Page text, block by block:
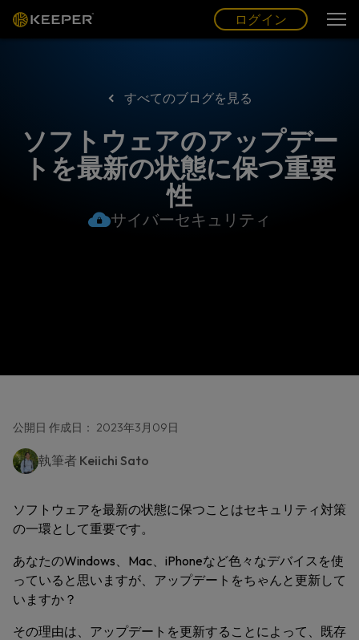
グ (JP)
ログイン
すべてのブログを見る
ソフトウェアのアップデー
トを最新の状態に保つ重要
性
サイバーセキュリティ
公開日 作成日： 2023年3月09日
執筆者 Keiichi Sato
ソフトウェアを最新の状態に保つことはセキュリティ対策
の一環として重要です。
あなたのWindows、Mac、iPhoneなど色々なデバイスを使
っていると思いますが、アップデートをちゃんと更新して
いますか？
その理由は、アップデートを更新することによって、既存